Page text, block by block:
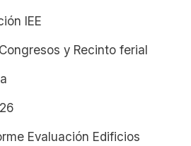
IEE
y Recinto ferial
Evaluación Edificios